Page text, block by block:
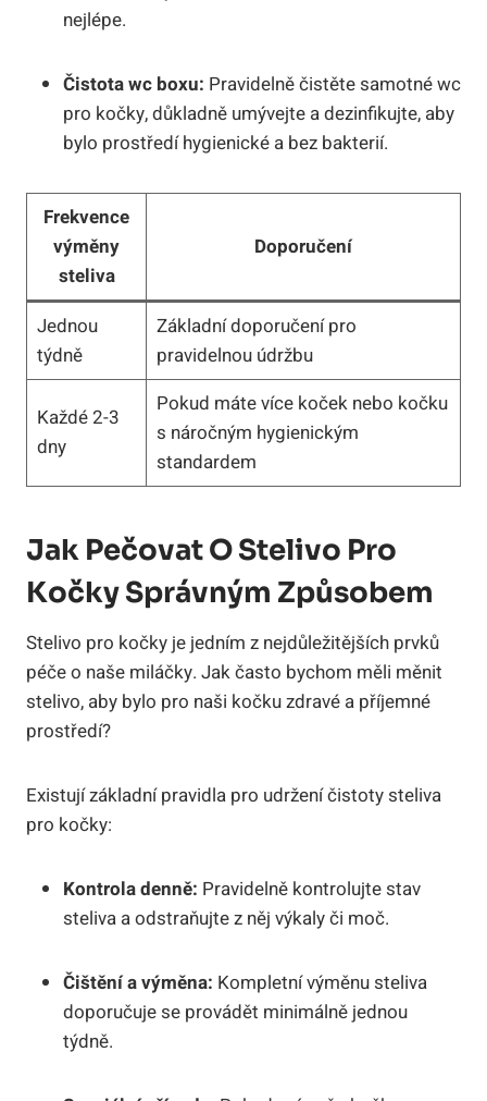
nejlépe.
Čistota ​wc ‍boxu: Pravidelně čistěte⁢ samotné wc
pro kočky, důkladně umývejte a dezinfikujte, aby
bylo prostředí hygienické a bez bakterií.
Frekvence
výměny
steliva
Doporučení
Jednou
týdně
Základní doporučení ‍pro
pravidelnou údržbu
Každé‌ 2-3
‌dny
Pokud ‌máte více ‍koček‌ nebo⁢ kočku
s náročným ‍hygienickým
standardem
Jak Pečovat O Stelivo Pro
Kočky Správným ⁤způsobem
Stelivo pro kočky ⁣je jedním z⁣ nejdůležitějších ‍prvků‌
péče o naše miláčky. ⁤Jak ‌často bychom měli ​měnit
stelivo, aby bylo pro naši kočku zdravé a příjemné
prostředí?
Existují základní pravidla pro⁢ udržení čistoty steliva
pro kočky:
Kontrola denně: Pravidelně kontrolujte stav‌
steliva a odstraňujte⁤ z něj výkaly ⁤či moč.
Čištění⁤ a ⁣výměna: Kompletní výměnu steliva⁢
doporučuje se provádět​ minimálně jednou‌
týdně.